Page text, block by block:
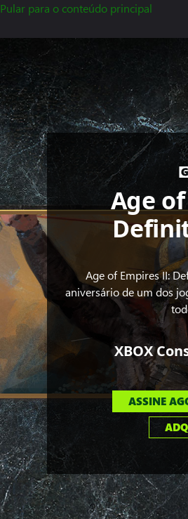
Pular para o conteúdo principal
Age
Age of Empires II:
aniversário de um dos
XBOX
ASSINE